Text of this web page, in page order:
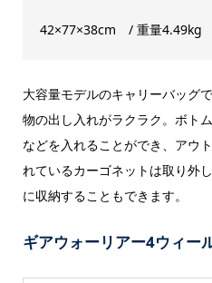
42×77×38cm / 重量4.49kg
大容量モデルのキャリーバッグ
物の出し入れがラクラク。ボト
などを入れることができ、アウ
れているカーゴネットは取り外
に収納することもできます。
ギアウォーリアー4ウィー